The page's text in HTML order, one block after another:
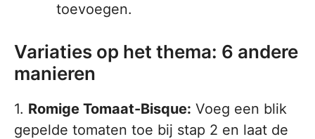
toevoegen.
Variaties op het thema: 6 andere
manieren
1. Romige Tomaat-Bisque: Voeg een blik
gepelde tomaten toe bij stap 2 en laat de